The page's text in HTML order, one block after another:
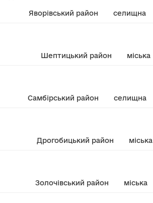
селищна
Яворівський район
міська
Шептицький район
селищна
Самбірський район
міська
Дрогобицький район
міська
Золочівський район